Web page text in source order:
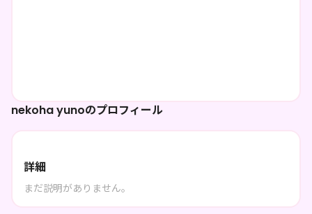
nekoha yunoのプロフィール
詳細
まだ説明がありません。